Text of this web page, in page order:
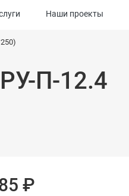
Наши проекты
П-12.4
₽